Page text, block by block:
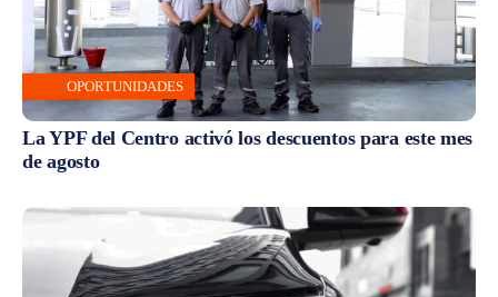
OPORTUNIDADES
La YPF del Centro activó los descuentos para este mes
de agosto